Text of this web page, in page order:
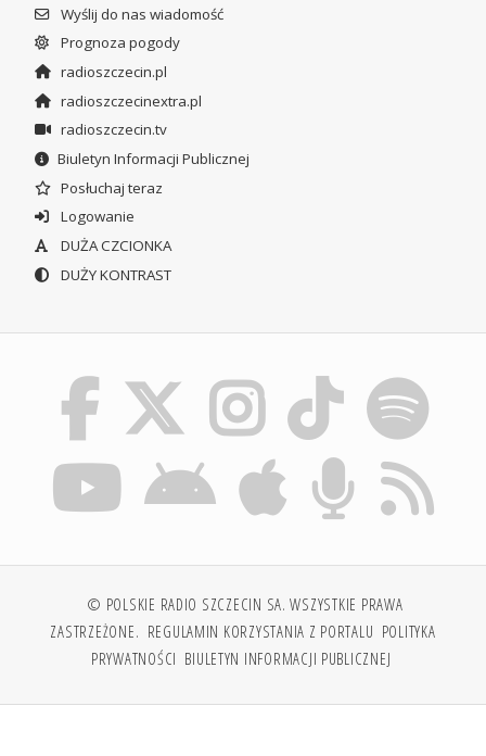
Wyślij do nas wiadomość
Prognoza pogody
radioszczecin.pl
radioszczecinextra.pl
radioszczecin.tv
Biuletyn Informacji Publicznej
Posłuchaj teraz
Logowanie
DUŻA CZCIONKA
DUŻY KONTRAST
© POLSKIE RADIO SZCZECIN SA. WSZYSTKIE PRAWA
ZASTRZEŻONE. REGULAMIN KORZYSTANIA Z PORTALU POLITYKA
PRYWATNOŚCI BIULETYN INFORMACJI PUBLICZNEJ